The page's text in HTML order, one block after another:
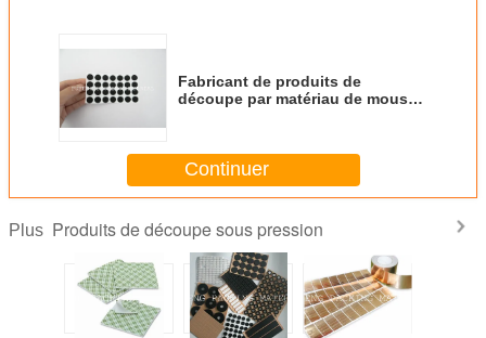
Fabricant de produits de
découpe par matériau de mousse
Continuer
Plus Produits de découpe sous pression